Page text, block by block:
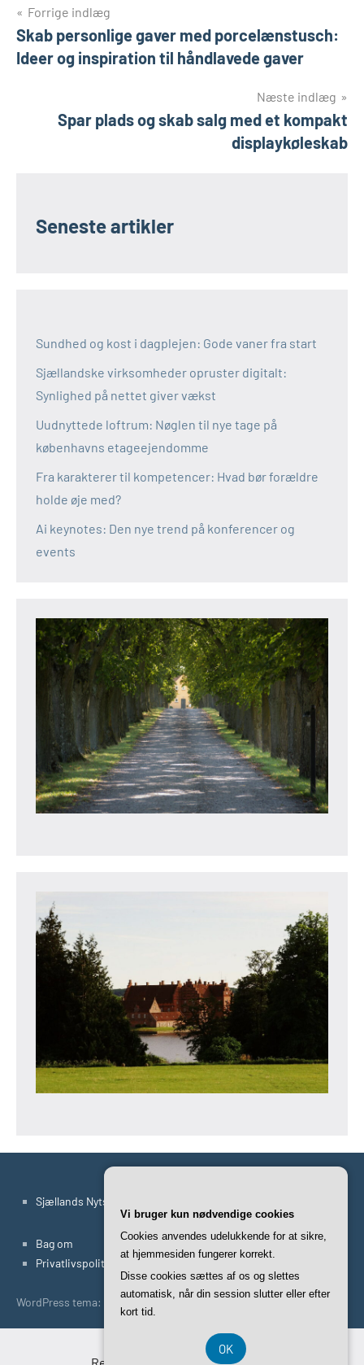
Indlægsnavigation
Forrige indlæg
Skab personlige gaver med porcelænstusch:
Ideer og inspiration til håndlavede gaver
Næste indlæg
Spar plads og skab salg med et kompakt
displaykøleskab
Seneste artikler
Sundhed og kost i dagplejen: Gode vaner fra start
Sjællandske virksomheder opruster digitalt:
Synlighed på nettet giver vækst
Uudnyttede loftrum: Nøglen til nye tage på
københavns etageejendomme
Fra karakterer til kompetencer: Hvad bør forældre
holde øje med?
Ai keynotes: Den nye trend på konferencer og
events
Sjællands Nyts Artikler
Bag om
Privatlivspolitik
WordPress tema: Occasio by ThemeZee.
Registreringsnummer 37407739
Vi bruger kun nødvendige cookies
Cookies anvendes udelukkende for at sikre,
at hjemmesiden fungerer korrekt.
Disse cookies sættes af os og slettes
automatisk, når din session slutter eller efter
kort tid.
OK